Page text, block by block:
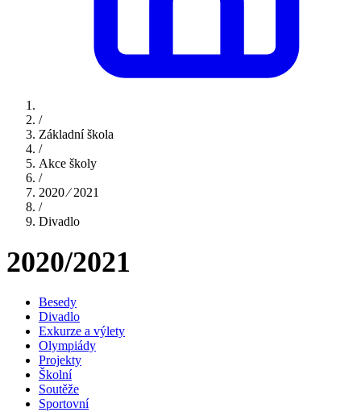
/
Základní škola
/
Akce školy
/
2020 ⁄ 2021
/
Divadlo
2020/2021
Besedy
Divadlo
Exkurze a výlety
Olympiády
Projekty
Školní
Soutěže
Sportovní